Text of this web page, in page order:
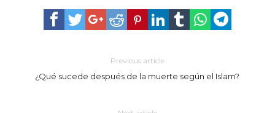
Previous article
¿Qué sucede después de la muerte según el Islam?